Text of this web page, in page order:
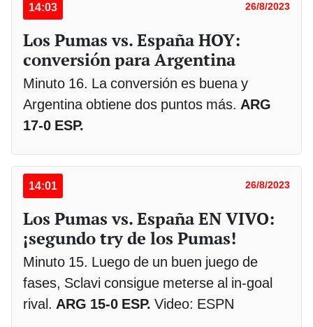
14:03 26/8/2023
Los Pumas vs. España HOY:
conversión para Argentina
Minuto 16. La conversión es buena y
Argentina obtiene dos puntos más. ARG
17-0 ESP.
14:01 26/8/2023
Los Pumas vs. España EN VIVO:
¡segundo try de los Pumas!
Minuto 15. Luego de un buen juego de
fases, Sclavi consigue meterse al in-goal
rival. ARG 15-0 ESP. Video: ESPN